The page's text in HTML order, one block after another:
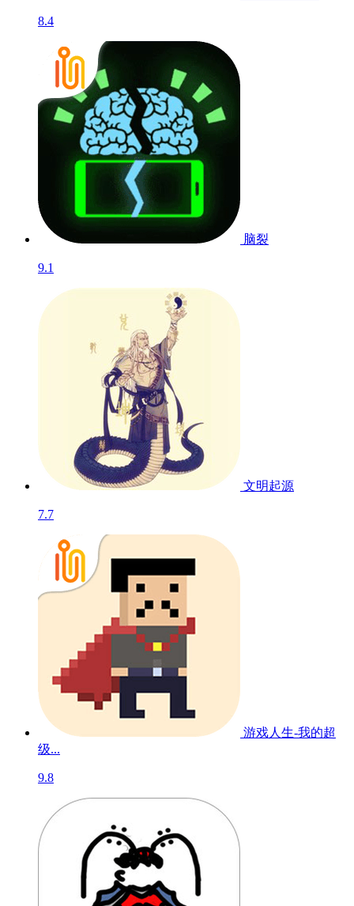
8.4
脑裂
9.1
文明起源
7.7
游戏人生-我的超
级...
9.8